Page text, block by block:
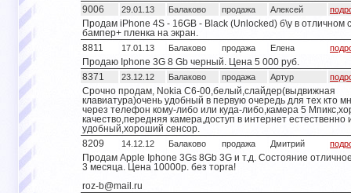
9006
29.01.13 Балаково продажа Алексей
Продам iPhone 4S - 16GB - Black (Unlocked) б\у в отличном
бампер+ пленка на экран.
8811
17.01.13 Балаково продажа Елена
Продаю Iphone 3G 8 Gb черный. Цена 5 000 руб.
8371
23.12.12 Балаково продажа Артур
Срочно продам, Nokia C6-00,белый,слайдер(выдвижная
клавиатура)очень удобный в первую очередь для тех кто
через телефон кому-либо или куда-либо,камера 5
качество,передняя камера,доступ в интернет естественно
удобный,хороший сенсор.
8209
14.12.12 Балаково продажа Дмитрий
Продам Apple Iphone 3Gs 8Gb 3G и т.д. Состояние
3 месяца. Цена 10000р. без торга!
roz-b@mail.ru